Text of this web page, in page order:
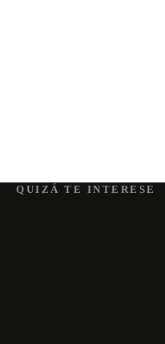
QUIZÁ TE INTERESE